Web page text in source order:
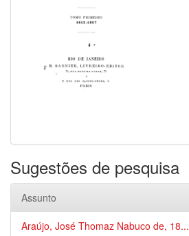
Sugestões de pesquisa
Assunto
Araújo, José Thomaz Nabuco de, 18...